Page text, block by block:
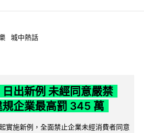
城中熱話
日出新例 未經同意嚴禁
企業最高罰 345 萬
實施新例，全面禁止企業未經消費者同意